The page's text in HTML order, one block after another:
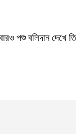
পশু বলিদান দেখে